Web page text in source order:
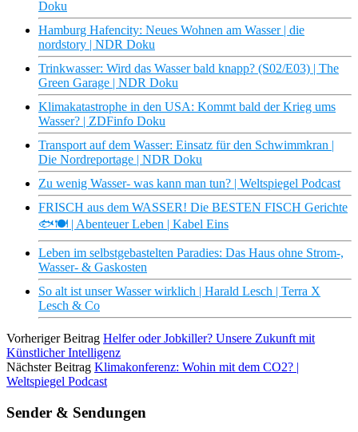
Doku
Hamburg Hafencity: Neues Wohnen am Wasser | die
nordstory | NDR Doku
Trinkwasser: Wird das Wasser bald knapp? (S02/E03) | The
Green Garage | NDR Doku
Klimakatastrophe in den USA: Kommt bald der Krieg ums
Wasser? | ZDFinfo Doku
Transport auf dem Wasser: Einsatz für den Schwimmkran |
Die Nordreportage | NDR Doku
Zu wenig Wasser- was kann man tun? | Weltspiegel Podcast
FRISCH aus dem WASSER! Die BESTEN FISCH Gerichte
🐟🍽 | Abenteuer Leben | Kabel Eins
Leben im selbstgebastelten Paradies: Das Haus ohne Strom-,
Wasser- & Gaskosten
So alt ist unser Wasser wirklich | Harald Lesch | Terra X
Lesch & Co
Vorheriger Beitrag Helfer oder Jobkiller? Unsere Zukunft mit
Künstlicher Intelligenz
Nächster Beitrag Klimakonferenz: Wohin mit dem CO2? |
Weltspiegel Podcast
Sender & Sendungen